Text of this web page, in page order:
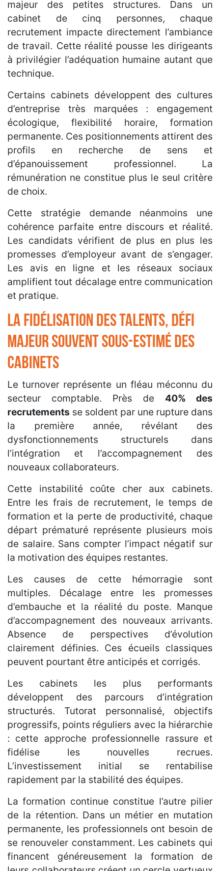
majeur des petites structures. Dans un
cabinet de cinq personnes, chaque
recrutement impacte directement l’ambiance
de travail. Cette réalité pousse les dirigeants
à privilégier l’adéquation humaine autant que
technique.
Certains cabinets développent des cultures
d’entreprise très marquées : engagement
écologique, flexibilité horaire, formation
permanente. Ces positionnements attirent des
profils en recherche de sens et
d’épanouissement professionnel. La
rémunération ne constitue plus le seul critère
de choix.
Cette stratégie demande néanmoins une
cohérence parfaite entre discours et réalité.
Les candidats vérifient de plus en plus les
promesses d’employeur avant de s’engager.
Les avis en ligne et les réseaux sociaux
amplifient tout décalage entre communication
et pratique.
La fidélisation des talents, défi
majeur souvent sous-estimé des
cabinets
Le turnover représente un fléau méconnu du
secteur comptable. Près de 40% des
recrutements se soldent par une rupture dans
la première année, révélant des
dysfonctionnements structurels dans
l’intégration et l’accompagnement des
nouveaux collaborateurs.
Cette instabilité coûte cher aux cabinets.
Entre les frais de recrutement, le temps de
formation et la perte de productivité, chaque
départ prématuré représente plusieurs mois
de salaire. Sans compter l’impact négatif sur
la motivation des équipes restantes.
Les causes de cette hémorragie sont
multiples. Décalage entre les promesses
d’embauche et la réalité du poste. Manque
d’accompagnement des nouveaux arrivants.
Absence de perspectives d’évolution
clairement définies. Ces écueils classiques
peuvent pourtant être anticipés et corrigés.
Les cabinets les plus performants
développent des parcours d’intégration
structurés. Tutorat personnalisé, objectifs
progressifs, points réguliers avec la hiérarchie
: cette approche professionnelle rassure et
fidélise les nouvelles recrues.
L’investissement initial se rentabilise
rapidement par la stabilité des équipes.
La formation continue constitue l’autre pilier
de la rétention. Dans un métier en mutation
permanente, les professionnels ont besoin de
se renouveler constamment. Les cabinets qui
financent généreusement la formation de